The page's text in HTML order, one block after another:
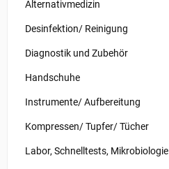
Alternativmedizin
Desinfektion/ Reinigung
Diagnostik und Zubehör
Handschuhe
Instrumente/ Aufbereitung
Kompressen/ Tupfer/ Tücher
Labor, Schnelltests, Mikrobiologie